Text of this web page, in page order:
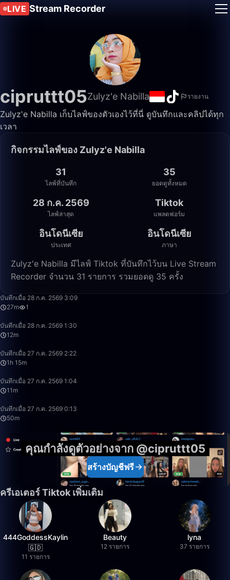
LIVE Stream Recorder
cipruttt05Zulyz'e Nabilla รายงาน
Zulyz'e Nabilla เก็บไลฟ์ของตัวเองไว้ที่นี่ ดูบันทึกและคลิปได้ทุก
เวลา
กิจกรรมไลฟ์ของ Zulyz'e Nabilla
31
ไลฟ์ที่บันทึก
35
ยอดดูทั้งหมด
28 ก.ค. 2569
ไลฟ์ล่าสุด
Tiktok
แพลตฟอร์ม
อินโดนีเซีย
ประเทศ
อินโดนีเซีย
ภาษา
Zulyz'e Nabilla มีไลฟ์ Tiktok ที่บันทึกไว้บน Live Stream
Recorder จำนวน 31 รายการ รวมยอดดู 35 ครั้ง
บันทึกเมื่อ 28 ก.ค. 2569 3:09
27m
1
บันทึกเมื่อ 28 ก.ค. 2569 1:30
12m
บันทึกเมื่อ 27 ก.ค. 2569 2:22
1h 15m
บันทึกเมื่อ 27 ก.ค. 2569 1:04
11m
บันทึกเมื่อ 27 ก.ค. 2569 0:13
50m
คุณกำลังดูตัวอย่างจาก @cipruttt05
สร้างบัญชีฟรี
ครีเอเตอร์ Tiktok เพิ่มเติม
444GoddessKaylin
🇬🇩
11 รายการ
Beauty
12 รายการ
lyna
37 รายการ